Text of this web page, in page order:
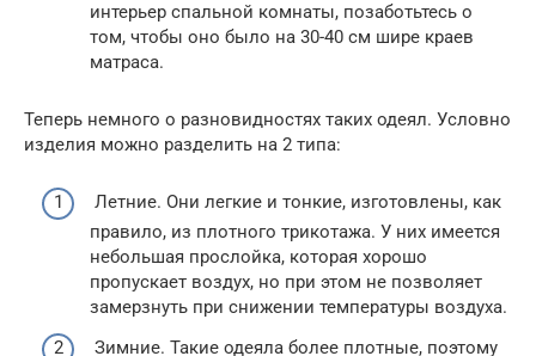
интерьер спальной комнаты, позаботьтесь о
том, чтобы оно было на 30-40 см шире краев
матраса.
Теперь немного о разновидностях таких одеял. Условно
изделия можно разделить на 2 типа:
Летние. Они легкие и тонкие, изготовлены, как
правило, из плотного трикотажа. У них имеется
небольшая прослойка, которая хорошо
пропускает воздух, но при этом не позволяет
замерзнуть при снижении температуры воздуха.
Зимние. Такие одеяла более плотные, поэтому